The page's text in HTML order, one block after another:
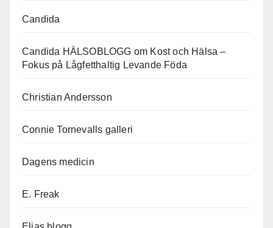
Candida
Candida HÄLSOBLOGG om Kost och Hälsa –
Fokus på Lågfetthaltig Levande Föda
Christian Andersson
Connie Tornevalls galleri
Dagens medicin
E. Freak